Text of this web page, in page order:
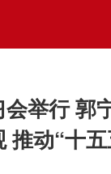
举行 郭
推动“十